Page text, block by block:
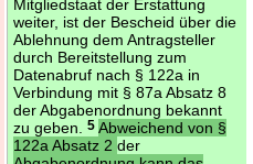
Mitgliedstaat der Erstattung
weiter, ist der Bescheid über die
Ablehnung dem Antragsteller
durch Bereitstellung zum
Datenabruf nach § 122a in
Verbindung mit § 87a Absatz 8
der Abgabenordnung bekannt
zu geben.
5 Abweichend von §
122a Absatz 2 der